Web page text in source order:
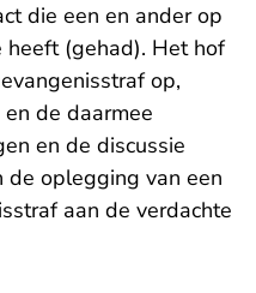
die een en ander op
heeft (gehad). Het hof
op,
de daarmee
en de discussie
de oplegging van een
aan de verdachte